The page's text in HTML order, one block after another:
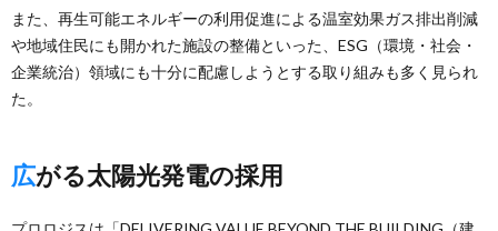
また、再生可能エネルギーの利用促進による温室効果ガス排出削減
や地域住民にも開かれた施設の整備といった、ESG（環境・社会・
企業統治）領域にも十分に配慮しようとする取り組みも多く見られ
た。
広がる太陽光発電の採用